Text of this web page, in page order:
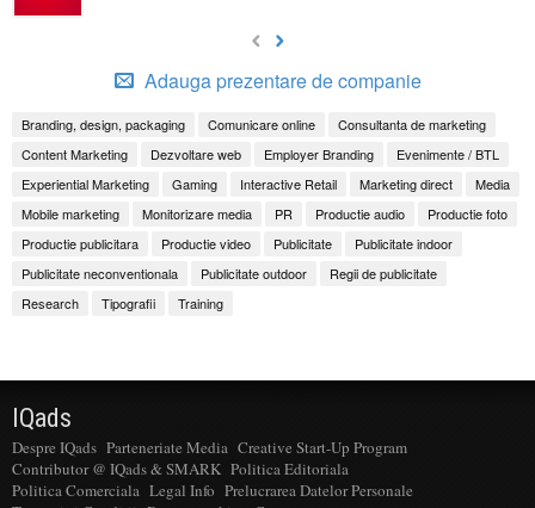
Adauga prezentare de companie
Branding, design, packaging Comunicare online
Consultanta de marketing
Content Marketing
Dezvoltare web Employer Branding
Evenimente / BTL
Experiential Marketing
Gaming Interactive Retail Marketing direct
Media
Mobile marketing
Monitorizare media PR Productie audio
Productie foto
Productie publicitara
Productie video Publicitate
Publicitate indoor
Publicitate neconventionala
Publicitate outdoor
Regii de publicitate
Research
Tipografii Training
IQads
Despre IQads Parteneriate Media Creative Start-Up Program
Contributor @ IQads & SMARK Politica Editoriala
Politica Comerciala Legal Info Prelucrarea Datelor Personale